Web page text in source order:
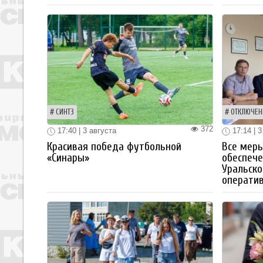
СИНТЗ
372
17:40 | 3 августа
Красивая победа футбольной
«Синары»
17:14 | 3
Все